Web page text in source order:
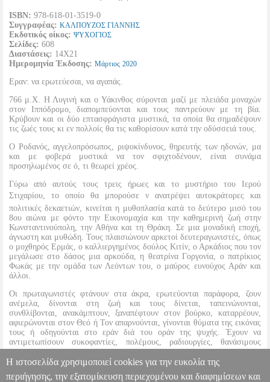
ISBN: 978-618-01-3519-0
Συγγραφέας: ΚΑΛΠΟΥΖΟΣ ΓΙΑΝΝΗΣ
Εκδοτικός οίκος: ΨΥΧΟΓΙΟΣ
Σελίδες: 608
Διαστάσεις: 14Χ21
Ημερομηνία Έκδοσης: Μάρτιος 2020
Εραν: να ερωτεύεσαι, να αγαπάς.
766 μ.Χ. Η Λυγινή και ο Υάκινθος σύρονται μαζί με πλειάδα μοναχών
στον Ιππόδρομο, διαπομπεύονται και τους παντρεύουν με τη βία.
Κρύβουν και οι δύο επτασφράγιστα μυστικά, τα οποία θα σημαδέψουν
τις ζωές τους κι εν πολλοίς θα τις καθορίσουν κατά την οδύσσειά τους.
Ο Ροδανός, αγγελοπρόσωπος, ριψοκίνδυνος, θηρευτής των ηδονών, μα
και με φοβερά μυστικά να τον σφιχτοδένουν, είναι συνάμα
προσηλωμένος σε ό, τι θεωρεί χρέος.
Γύρω από αυτούς τους τρεις ήρωες και το μυστήριο του Ιερού
Στιχαρίου, το οποίο θα μπορούσε ν ανατρέψει αυτοκράτορες και
πολιτικές δεκαετιών, κινείται η μυθοπλασία κατά το δεύτερο μισό του
8ου αιώνα με φόντο την Εικονομαχία και την καθημερινή ζωή στην
Κωνσταντινούπολη, την Αθήνα και τη Θράκη. Σε μια μοναδική εποχή,
άγνωστη και μυθώδη. Τους πλαισιώνουν αρκετοί δευτεραγωνιστές, όπως
ο μοχθηρός Ερμάς, ο καλλιεργημένος δούλος Κιτίν, ο Αρκάδιος που τον
μεγάλωσε στο δάσος μια αρκούδα, η θεατρίνα Γοργονία, ο πατρίκιος
Φωκάς με την ομάδα των Λεόντων του, ο μαύρος ευνούχος Αράν και
άλλοι.
Οι πρωταγωνιστές φτάνουν στα άκρα, ερωτεύονται παράφορα, ζουν
ανέμελα, δίνονται στη ζωή και τους δίνεται, ταπεινώνονται,
συνθλίβονται, ανακάμπτουν, ξαναπέφτουν στον βούρκο, καταρρέουν,
αφιερώνονται στον Θεό ή Τον απαρνούνται, γίνονται θύματα της εικόνας
τους ή οδηγούνται στο εράν διά του οράν της ψυχής. Έχουν να
αντιμετωπίσουν συκοφαντίες, πολέμους, ραδιουργίες, θανάσιμους
ίδιο τους τον εαυτό.
Η ιστοσελίδα χρησιμοποιεί cookies για την ευκολία της
περιήγησης, την εξατομίκευση περιεχομένου και διαφημίσεων και